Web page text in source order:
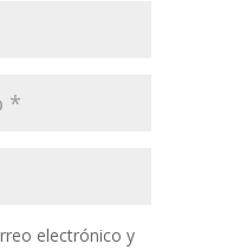
electrónico y